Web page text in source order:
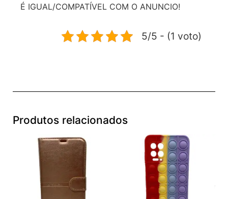
É IGUAL/COMPATÍVEL COM O ANUNCIO!
5/5 - (1 voto)
Produtos relacionados